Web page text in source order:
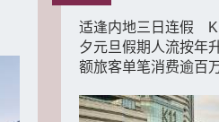
适逢内地三日连假
夕元旦假期人流按年
额旅客单笔消费逾百